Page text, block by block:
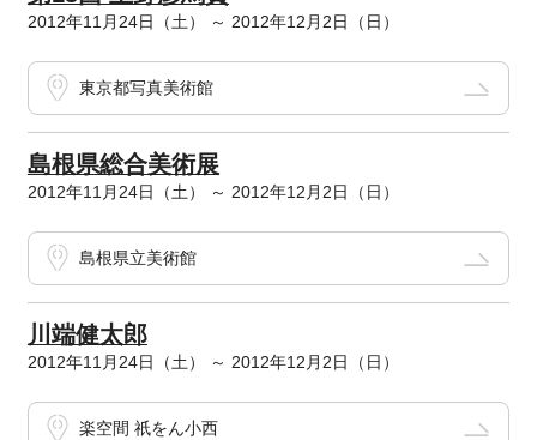
2012年11月24日（土） ～ 2012年12月2日（日）
東京都写真美術館
島根県総合美術展
2012年11月24日（土） ～ 2012年12月2日（日）
島根県立美術館
川端健太郎
2012年11月24日（土） ～ 2012年12月2日（日）
楽空間 祇をん小西